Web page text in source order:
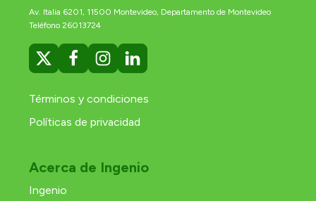
Av. Italia 6201, 11500 Montevideo, Departamento de Montevideo
Teléfono 26013724
Términos y condiciones
Políticas de privacidad
Acerca de Ingenio
Ingenio